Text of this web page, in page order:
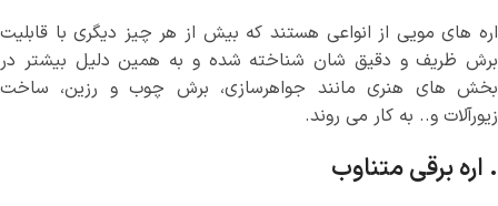
اره های مویی از انواعی هستند که بیش از هر چیز دیگری با قابلیت
برش ظریف و دقیق شان شناخته شده و به همین دلیل بیشتر در
بخش های هنری مانند جواهرسازی، برش چوب و رزین، ساخت
زیورآلات و.. به کار می روند.
. اره برقی متناوب